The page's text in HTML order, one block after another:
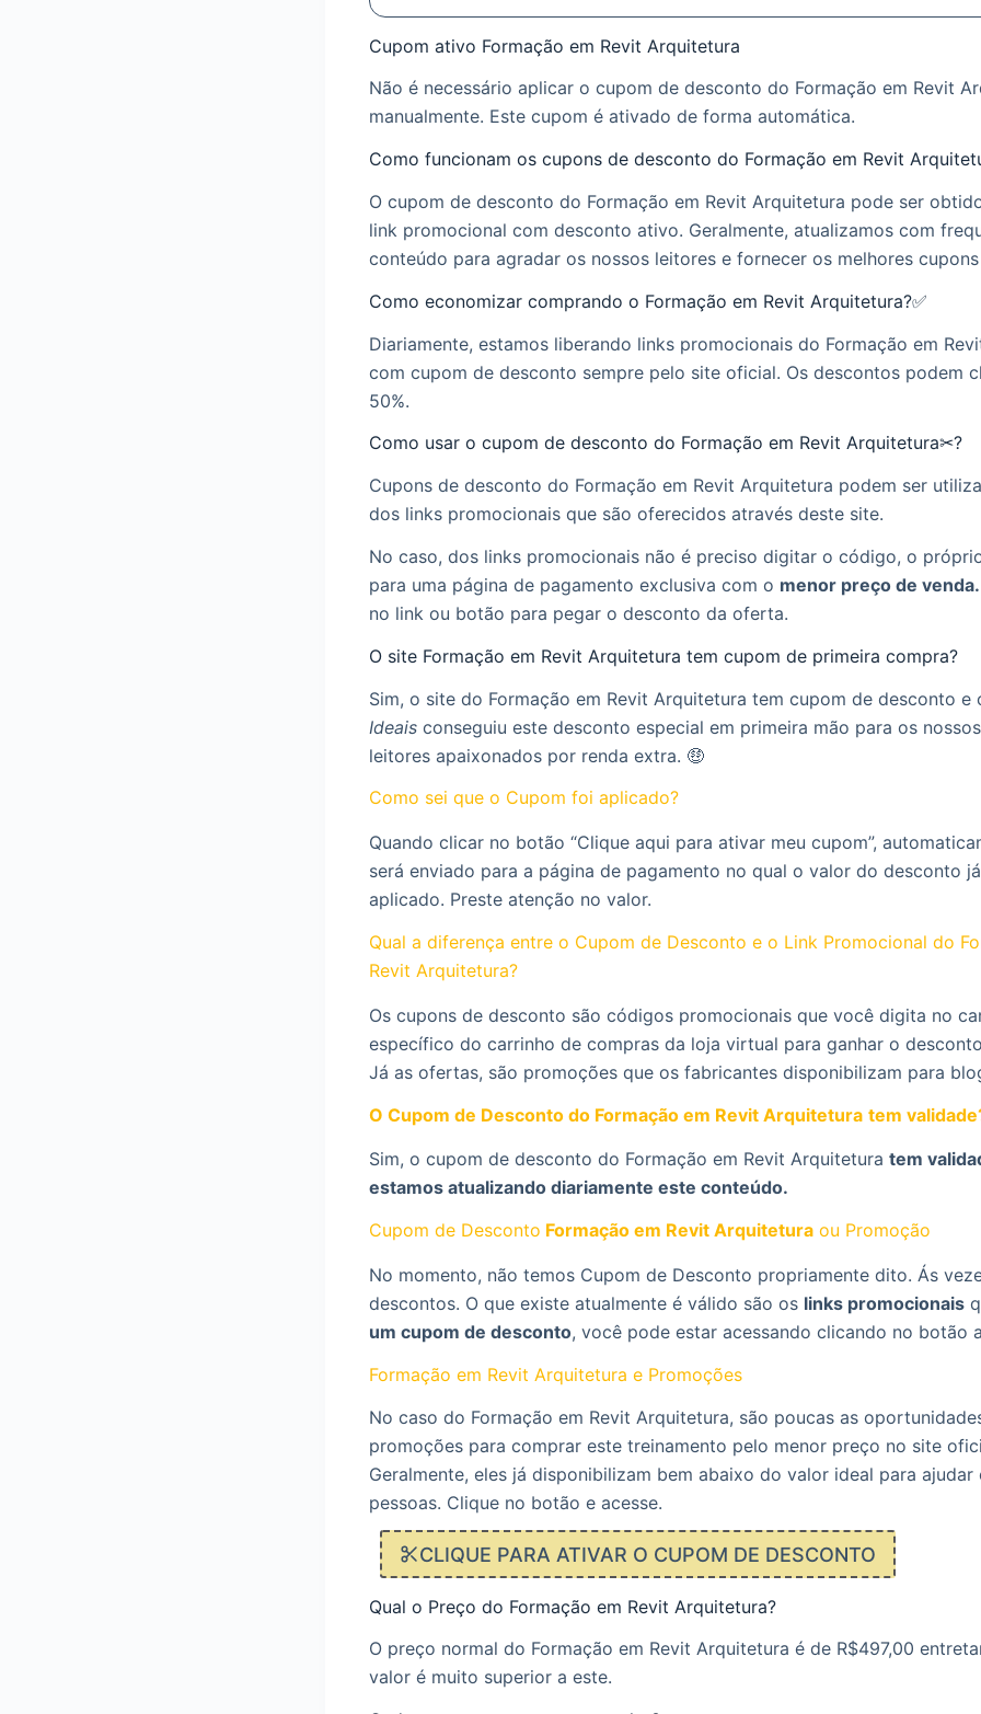
Cupom ativo Formação em Revit Arquitetura
Não é necessário aplicar o cupom de desconto do Formação em Revit
manualmente. Este cupom é ativado de forma automática.
Como funcionam os cupons de desconto do Formação em Revit
O cupom de desconto do Formação em Revit Arquitetura pode ser
link promocional com desconto ativo. Geralmente, atualizamos com
conteúdo para agradar os nossos leitores e fornecer os melhores
Como economizar comprando o Formação em Revit Arquitetura?✅
Diariamente, estamos liberando links promocionais do Formação em
com cupom de desconto sempre pelo site oficial. Os descontos podem
50%.
Como usar o cupom de desconto do Formação em Revit Arquitetura✂?
Cupons de desconto do Formação em Revit Arquitetura podem ser
dos links promocionais que são oferecidos através deste site.
No caso, dos links promocionais não é preciso digitar o código, o
para uma página de pagamento exclusiva com o menor preço de venda.
no link ou botão para pegar o desconto da oferta.
O site Formação em Revit Arquitetura tem cupom de primeira compra?
Sim, o site do Formação em Revit Arquitetura tem cupom de desconto e
Ideais conseguiu este desconto especial em primeira mão para os
leitores apaixonados por renda extra. 🤑
Como sei que o Cupom foi aplicado?
Quando clicar no botão “Clique aqui para ativar meu cupom”,
será enviado para a página de pagamento no qual o valor do desconto
aplicado. Preste atenção no valor.
Qual a diferença entre o Cupom de Desconto e o Link Promocional do
Revit Arquitetura?
Os cupons de desconto são códigos promocionais que você digita no
específico do carrinho de compras da loja virtual para ganhar o
Já as ofertas, são promoções que os fabricantes disponibilizam para
O Cupom de Desconto do Formação em Revit Arquitetura tem
Sim, o cupom de desconto do Formação em Revit Arquitetura tem
estamos atualizando diariamente este conteúdo.
Cupom de Desconto Formação em Revit Arquitetura ou Promoção
No momento, não temos Cupom de Desconto propriamente dito. Ás
descontos. O que existe atualmente é válido são os links promocionais
um cupom de desconto, você pode estar acessando clicando no botão
Formação em Revit Arquitetura e Promoções
No caso do Formação em Revit Arquitetura, são poucas as
promoções para comprar este treinamento pelo menor preço no site
Geralmente, eles já disponibilizam bem abaixo do valor ideal para ajudar
pessoas. Clique no botão e acesse.
CLIQUE PARA ATIVAR O CUPOM DE DESCONTO
Qual o Preço do Formação em Revit Arquitetura?
O preço normal do Formação em Revit Arquitetura é de R$497,00
valor é muito superior a este.